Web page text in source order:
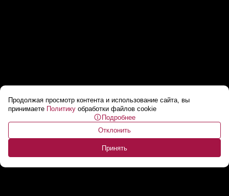
Продолжая просмотр контента и использование сайта, вы
принимаете Политику обработки файлов cookie
Подробнее
Отклонить
Принять
Лукашенко про «Динамо»: Ни команды, ни
тренера! Кто в Турции, кто в Эмиратах –